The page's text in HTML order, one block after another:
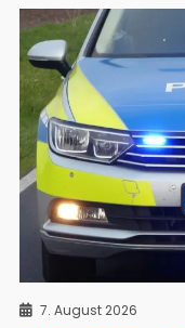
7. August 2026